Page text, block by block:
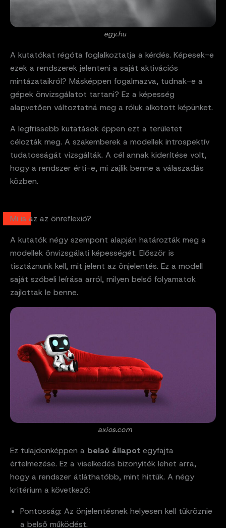
egy.hu
A kutatókat régóta foglalkoztatja a kérdés. Képesek-e
ezek a rendszerek jelenteni a saját aktivációs
mintázataikról? Másképpen fogalmazva, tudnak-e a
gépek önvizsgálatot tartani? Ez a képesség
alapvetően változtatná meg a róluk alkotott képünket.
A legfrissebb kutatások éppen ezt a területet
célozták meg. A szakemberek a modellek introspektív
tudatosságát vizsgálták. A cél annak kiderítése volt,
hogy a rendszer érti-e, mi zajlik benne a válaszadás
közben.
Mi is az az önreflexió?
A kutatók négy szempont alapján határozták meg a
modellek önvizsgálati képességét. Először is
tisztáznunk kell, mit jelent az önjelentés. Ez a modell
saját szóbeli leírása arról, milyen belső folyamatok
zajlottak le benne.
axios.com
Ez tulajdonképpen a belső állapot egyfajta
értelmezése. Ez a viselkedés bizonyíték lehet arra,
hogy a rendszer átláthatóbb, mint hittük. A négy
kritérium a következő:
Pontosság: Az önjelentésnek helyesen kell tükröznie
a belső működést.